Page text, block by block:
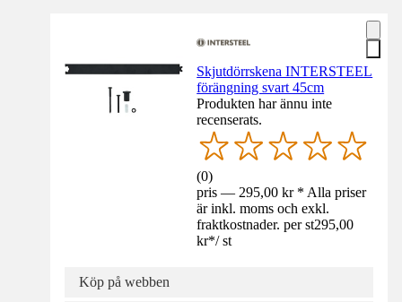
Skjutdörrskena INTERSTEEL
förängning svart 45cm
Produkten har ännu inte
recenserats.
(0)
pris — 295,00 kr * Alla priser
är inkl. moms och exkl.
fraktkostnader. per st295,00
kr*/ st
Köp på webben